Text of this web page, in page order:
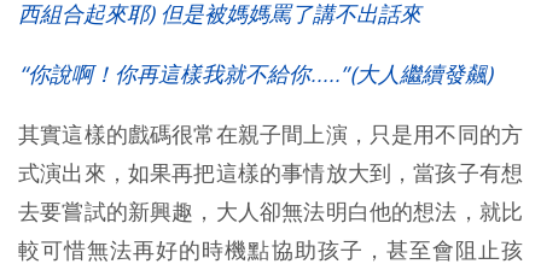
西組合起來耶) 但是被媽媽罵了講不出話來
“你說啊！你再這樣我就不給你.....”(大人繼續發飆)
其實這樣的戲碼很常在親子間上演，只是用不同的方
式演出來，如果再把這樣的事情放大到，當孩子有想
去要嘗試的新興趣，大人卻無法明白他的想法，就比
較可惜無法再好的時機點協助孩子，甚至會阻止孩